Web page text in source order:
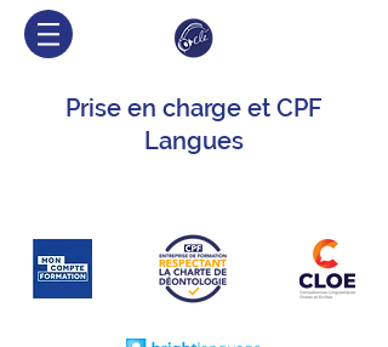
Prise en charge et CPF
Langues